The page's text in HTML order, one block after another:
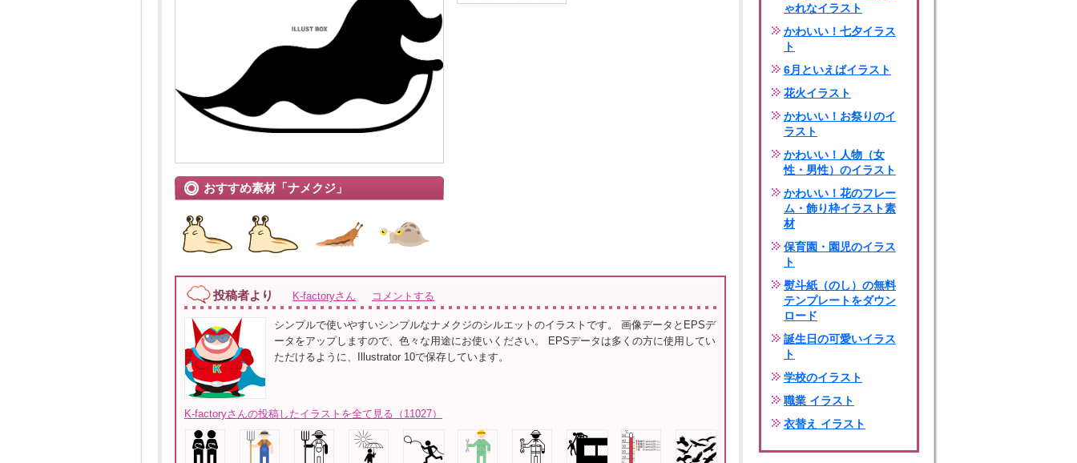
おすすめ素材「ナメクジ」
投稿者より K-factoryさん コメントする
シンプルで使いやすいシンプルなナメクジのシルエットのイラストです。 画像データとEPSデ
ータをアップしますので、色々な用途にお使いください。 EPSデータは多くの方に使用してい
ただけるように、Illustrator 10で保存しています。
K-factoryさんの投稿したイラストを全て見る（11027）
ゃれなイラスト
かわいい！七夕イラス
ト
6月といえばイラスト
花火イラスト
かわいい！お祭りのイ
ラスト
かわいい！人物（女
性・男性）のイラスト
かわいい！花のフレー
ム・飾り枠イラスト素
材
保育園・園児のイラス
ト
熨斗紙（のし）の無料
テンプレートをダウン
ロード
誕生日の可愛いイラス
ト
学校のイラスト
職業 イラスト
衣替え イラスト